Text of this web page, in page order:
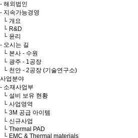
- 해외법인
- 지속가능경영
└ 개요
└ R&D
└ 윤리
- 오시는 길
└ 본사 - 수원
└ 광주 - 1공장
└ 천안 - 2공장 (기술연구소)
사업분야
- 소재사업부
└ 설비 보유 현황
└ 사업영역
└ 3M 공급 아이템
└ 신규사업
└ Thermal PAD
└ EMC & Thermal materials